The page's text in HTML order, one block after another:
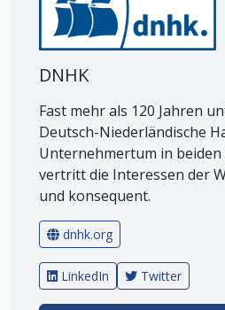
DNHK
Fast mehr als 120 Jahren
Deutsch-Niederländische
Unternehmertum in beiden
vertritt die Interessen der
und konsequent.
dnhk.org
LinkedIn Twitter